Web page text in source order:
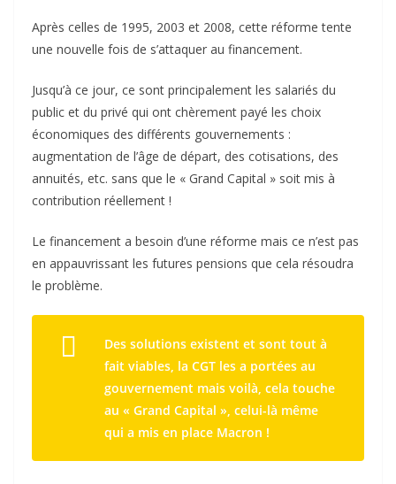
Après celles de 1995, 2003 et 2008, cette réforme tente
une nouvelle fois de s’attaquer au financement.
Jusqu’à ce jour, ce sont principalement les salariés du
public et du privé qui ont chèrement payé les choix
économiques des différents gouvernements :
augmentation de l’âge de départ, des cotisations, des
annuités, etc. sans que le « Grand Capital » soit mis à
contribution réellement !
Le financement a besoin d’une réforme mais ce n’est pas
en appauvrissant les futures pensions que cela résoudra
le problème.
Des solutions existent et sont tout à
fait viables, la CGT les a portées au
gouvernement mais voilà, cela touche
au « Grand Capital », celui-là même
qui a mis en place Macron !